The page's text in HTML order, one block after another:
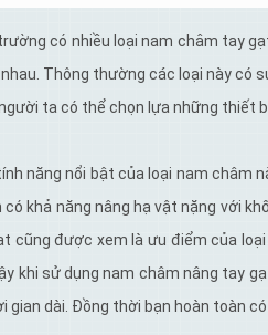
có nhiều loại nam châm tay
Thông thường các loại này có
ta có thể chọn lựa những thiết
năng nổi bật của loại nam châm
khả năng nâng hạ vật nặng với
cũng được xem là ưu điểm của
khi sử dụng nam châm nâng tay
dài. Đồng thời bạn hoàn toàn